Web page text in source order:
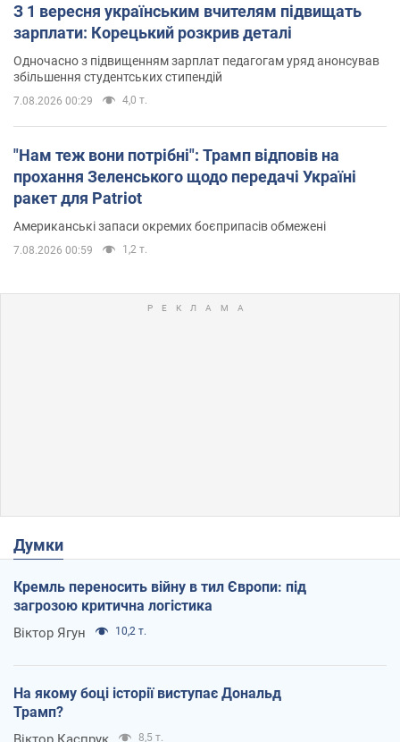
З 1 вересня українським вчителям підвищать
зарплати: Корецький розкрив деталі
Одночасно з підвищенням зарплат педагогам уряд анонсував
збільшення студентських стипендій
7.08.2026 00:29 4,0 т.
"Нам теж вони потрібні": Трамп відповів на
прохання Зеленського щодо передачі Україні
ракет для Patriot
Американські запаси окремих боєприпасів обмежені
7.08.2026 00:59 1,2 т.
Думки
Кремль переносить війну в тил Європи: під
загрозою критична логістика
Віктор Ягун 10,2 т.
На якому боці історії виступає Дональд
Трамп?
8,5 т.